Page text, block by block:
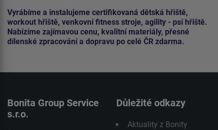
Vyrábíme a instalujeme certifikovaná dětská hřiště,
workout hřiště, venkovní fitness stroje, agility - psí hřiště.
Nabízíme zajímavou cenu, kvalitní materiály, přesné
dílenské zpracování a dopravu po celé ČR zdarma.
Bonita Group Service
s.r.o.
Důležité odkazy
Aktuality z Bonity